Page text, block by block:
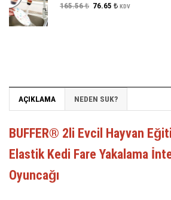
165.56₺ Orijinal
76.65 ₺ŞuKDV
AÇIKLAMA NEDEN SUK?
BUFFER® 2li Evcil Hayvan
Elastik Kedi Fare Yakalama
Oyuncağı